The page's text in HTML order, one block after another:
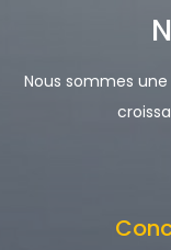
Nous sommes